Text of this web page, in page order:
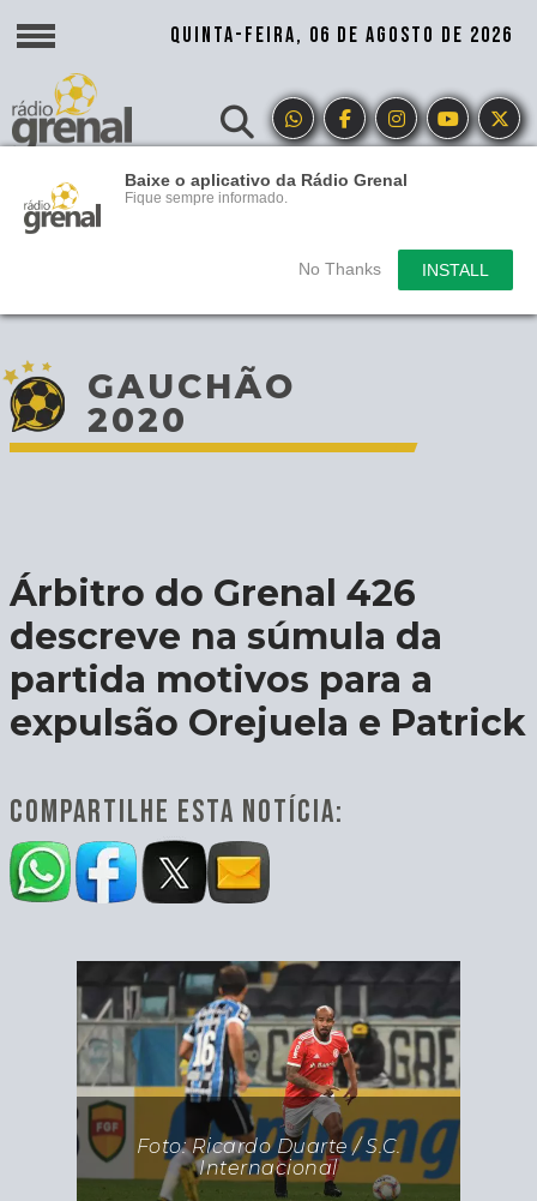
Baixe o aplicativo da Rádio Grenal
Fique sempre informado.
No Thanks INSTALL
QUINTA-FEIRA, 06 DE AGOSTO DE 2026
GAUCHÃO
2020
Árbitro do Grenal 426
descreve na súmula da
partida motivos para a
expulsão Orejuela e Patrick
COMPARTILHE ESTA NOTÍCIA:
Foto: Ricardo Duarte / S.C.
Internacional